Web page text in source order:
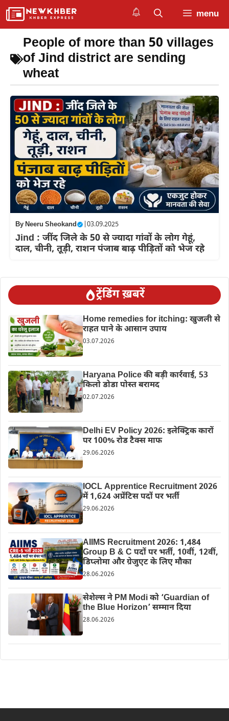
Skip
menu
People of more than 50 villages
of Jind district are sending
wheat
ByNeeru Sheokand 03.09.2025
Jind : जींद जिले के 50 से ज्यादा गांवों के लोग गेहूं,
दाल, चीनी, तूड़ी, राशन पंजाब बाढ़ पीड़ितों को भेज रहे
ट्रेंडिंग ख़बरें
Home remedies for itching: खुजली से
राहत पाने के आसान उपाय
03.07.2026
Haryana Police की बड़ी कार्रवाई, 53
किलो डोडा पोस्त बरामद
02.07.2026
Delhi EV Policy 2026: इलेक्ट्रिक कारों
पर 100% रोड टैक्स माफ
29.06.2026
IOCL Apprentice Recruitment 2026
में 1,624 अप्रेंटिस पदों पर भर्ती
29.06.2026
AIIMS Recruitment 2026: 1,484
Group B & C पदों पर भर्ती, 10वीं, 12वीं,
डिप्लोमा और ग्रेजुएट के लिए मौका
28.06.2026
सेशेल्स ने PM Modi को ‘Guardian of
the Blue Horizon’ सम्मान दिया
28.06.2026